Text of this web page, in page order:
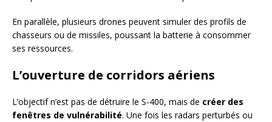
En parallèle, plusieurs drones peuvent simuler des profils de
chasseurs ou de missiles, poussant la batterie à consommer
ses ressources.
L’ouverture de corridors aériens
L’objectif n’est pas de détruire le S-400, mais de créer des
fenêtres de vulnérabilité. Une fois les radars perturbés ou